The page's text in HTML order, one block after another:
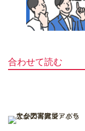
合わせて読む